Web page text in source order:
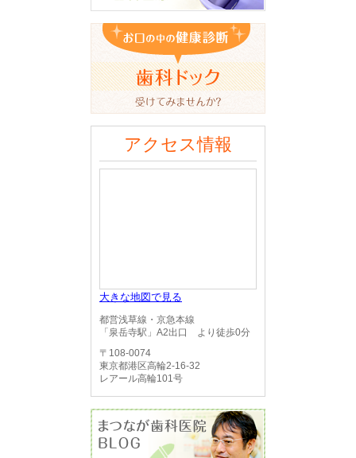
アクセス情報
大きな地図で見る
都営浅草線・京急本線
「泉岳寺駅」A2出口 より徒歩0分
〒108-0074
東京都港区高輪2-16-32
レアール高輪101号